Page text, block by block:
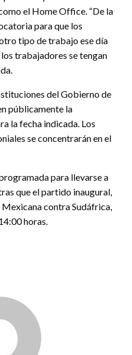
el Home Office. “De la
para que los
tipo de trabajo ese día
trabajadores se tengan
del Gobierno de
públicamente la
la fecha indicada. Los
se concentrarán en el
para llevarse a
que el partido inaugural,
contra Sudáfrica,
horas.